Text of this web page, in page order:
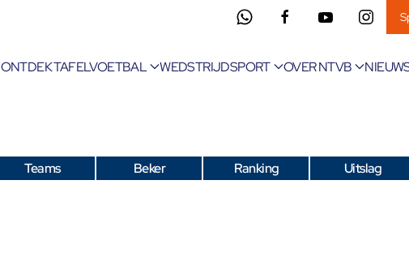
ONTDEK TAFELVOETBAL WEDSTRIJDSPORT OVER NTVB
Teams Beker Ranking Uitslag